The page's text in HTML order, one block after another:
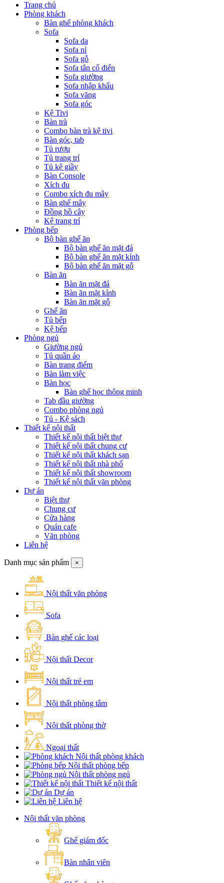
Trang chủ
Phòng khách
Bàn ghế phòng khách
Sofa
Sofa da
Sofa nỉ
Sofa gỗ
Sofa tân cổ điển
Sofa giường
Sofa nhập khẩu
Sofa văng
Sofa góc
Kệ Tivi
Bàn trà
Combo bàn trà kệ tivi
Bàn góc, tab
Tủ rượu
Tủ trang trí
Tủ kệ giầy
Bàn Console
Xích đu
Combo xích đu mây
Bàn ghế mây
Đồng hồ cây
Kệ trang trí
Phòng bếp
Bộ bàn ghế ăn
Bộ bàn ghế ăn mặt đá
Bộ bàn ghế ăn mặt kính
Bộ bàn ghế ăn mặt gỗ
Bàn ăn
Bàn ăn mặt đá
Bàn ăn mặt kính
Bàn ăn mặt gỗ
Ghế ăn
Tủ bếp
Kệ bếp
Phòng ngủ
Giường ngủ
Tủ quần áo
Bàn trang điểm
Bàn làm việc
Bàn học
Bàn ghế học thông minh
Tab đầu giường
Combo phòng ngủ
Tủ - Kệ sách
Thiết kế nội thất
Thiết kế nội thất biệt thự
Thiết kế nội thất chung cư
Thiết kế nội thất khách sạn
Thiết kế nội thất nhà phố
Thiết kế nội thất showroom
Thiết kế nội thất văn phòng
Dự án
Biệt thự
Chung cư
Cửa hàng
Quán cafe
Văn phòng
Liên hệ
Danh mục sản phẩm ×
Nội thất văn phòng
Sofa
Bàn ghế các loại
Nội thất Decor
Nội thất trẻ em
Nội thất phòng tắm
Nội thất phòng thờ
Ngoại thất
Nội thất phòng khách
Nội thất phòng bếp
Nội thất phòng ngủ
Thiết kế nội thất
Dự án
Liên hệ
Nội thất văn phòng
Ghế giám đốc
Bàn nhân viên